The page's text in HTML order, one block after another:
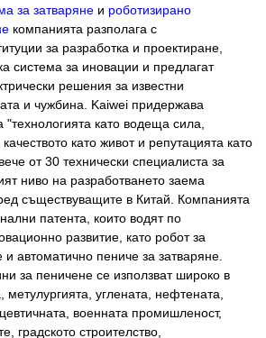
за затваряне и роботизирано
компанията разполага с
за разработка и проектиране,
система за иновации и предлагат
решения за известни
и чужбина. Kaiwei придержава
"технологията като водеща сила,
като живот и репутацията като
от 30 технически специалиста за
ниво на разработването заема
съществуващите в Китай. Компанията
патента, които водят по
развитие, като робот за
и автоматично пениче за затваряне.
за пеничене се използват широко в
метулургията, углената, нефтената,
военната промишленост,
градското строителство,